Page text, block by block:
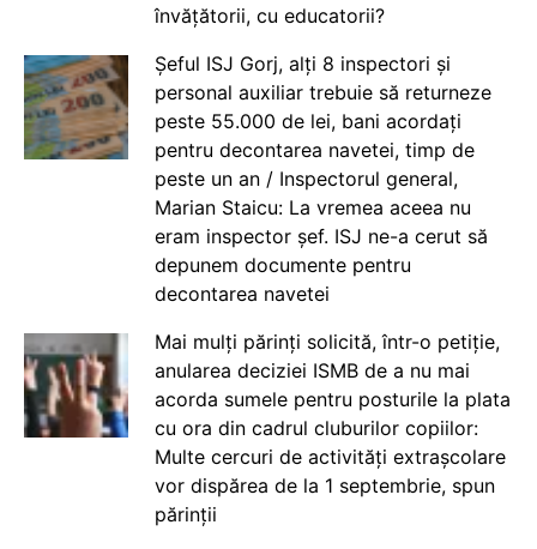
învățătorii, cu educatorii?
Șeful ISJ Gorj, alți 8 inspectori și
personal auxiliar trebuie să returneze
peste 55.000 de lei, bani acordați
pentru decontarea navetei, timp de
peste un an / Inspectorul general,
Marian Staicu: La vremea aceea nu
eram inspector șef. ISJ ne-a cerut să
depunem documente pentru
decontarea navetei
Mai mulți părinți solicită, într-o petiție,
anularea deciziei ISMB de a nu mai
acorda sumele pentru posturile la plata
cu ora din cadrul cluburilor copiilor:
Multe cercuri de activități extrașcolare
vor dispărea de la 1 septembrie, spun
părinții